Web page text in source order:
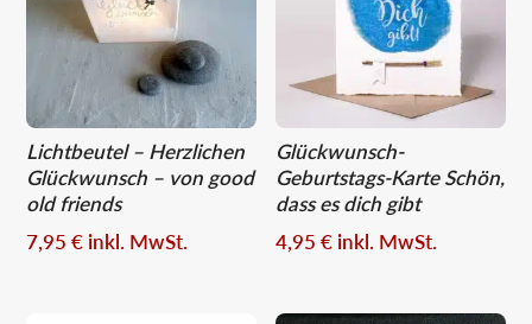
Lichtbeutel – Herzlichen
Glückwunsch – von good
old friends
7,95€ inkl. MwSt.
Glückwunsch-
Geburtstags-Karte Schön,
dass es dich gibt
4,95€ inkl. MwSt.